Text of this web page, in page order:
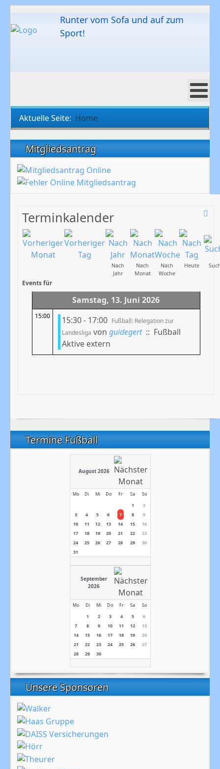
Runter vom Sofa und auf zum
Sport!
Aktuelle Seite: Home
Mitgliedsantrag
Termine Fußball
August 2026
Mo Di Mi Do Fr Sa
So
1
2
3
4 5 6 7 8
9
10
11 12 13 14 15
16
17
18 19 20 21 22
23
24
25 26 27 28 29
30
31
September
2026
Mo Di Mi Do Fr Sa
So
1
2 3 4 5
6
7
8 9 10 11 12
13
14
15 16 17 18 19
20
21
22 23 24 25 26
27
28
29 30
Unsere Sponsoren
Terminkalender
Nach
Jahr
Nach
Monat
Nach
Woche
Heute
Events für
Samstag, 13. Juni 2026
15:00 15:30 - 17:00 Fußball: Relegation zur
Landesliga von guidegert:: Fußball
Aktive extern